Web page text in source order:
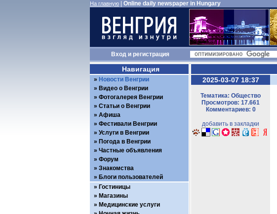
На главную Online daily newspaper in Hungary
Входи регистрация
2025-03-07 18:37
Тематика: Общество
Просмотров: 17.661
Комментариев: 0
добавить в закладки
Навигация
Новости Венгрии
Видео о Венгрии
Фотогалерея Венгрии
Статьи о Венгрии
Афиша
Фестивали Венгрии
Услуги в Венгрии
Погода в Венгрии
Частные объявления
Форум
Знакомства
Блоги пользователей
Гостиницы
Магазины
Медицинские услуги